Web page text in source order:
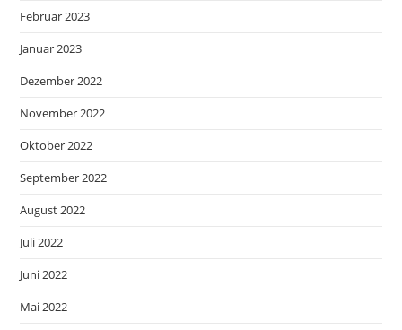
Februar 2023
Januar 2023
Dezember 2022
November 2022
Oktober 2022
September 2022
August 2022
Juli 2022
Juni 2022
Mai 2022